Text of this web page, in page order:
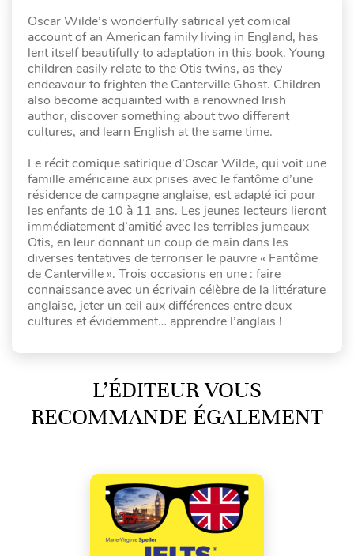
Oscar Wilde’s wonderfully satirical yet comical
account of an American family living in England, has
lent itself beautifully to adaptation in this book. Young
children easily relate to the Otis twins, as they
endeavour to frighten the Canterville Ghost. Children
also become acquainted with a renowned Irish
author, discover something about two different
cultures, and learn English at the same time.
Le récit comique satirique d’Oscar Wilde, qui voit une
famille américaine aux prises avec le fantôme d’une
résidence de campagne anglaise, est adapté ici pour
les enfants de 10 à 11 ans. Les jeunes lecteurs lieront
immédiatement d’amitié avec les terribles jumeaux
Otis, en leur donnant un coup de main dans les
diverses tentatives de terroriser le pauvre « Fantôme
de Canterville ». Trois occasions en une : faire
connaissance avec un écrivain célèbre de la littérature
anglaise, jeter un œil aux différences entre deux
cultures et évidemment… apprendre l’anglais !
L’ÉDITEUR VOUS
RECOMMANDE ÉGALEMENT